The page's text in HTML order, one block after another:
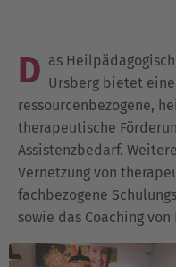
D as
Ursberg bietet
ressourcenbezogene,
therapeutische
Assistenzbedarf.
Vernetzung von
fachbezogene
sowie das Coaching